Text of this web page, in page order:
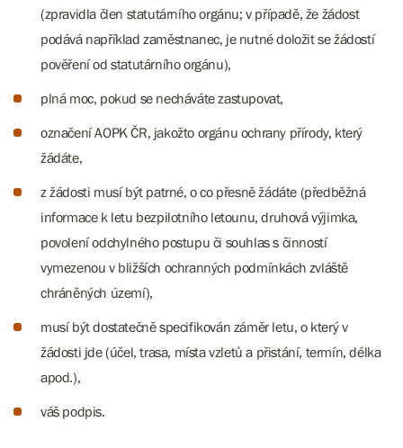
(zpravidla člen statutárního orgánu; v případě, že žádost
podává například zaměstnanec, je nutné doložit se žádostí
pověření od statutárního orgánu),
plná moc, pokud se necháváte zastupovat,
označení AOPK ČR, jakožto orgánu ochrany přírody, který
žádáte,
z žádosti musí být patrné, o co přesně žádáte (předběžná
informace k letu bezpilotního letounu, druhová výjimka,
povolení odchylného postupu či souhlas s činností
vymezenou v bližších ochranných podmínkách zvláště
chráněných území),
​​​​​​musí být dostatečně specifikován záměr letu, o který v
žádosti jde (účel, trasa, místa vzletů a přistání, termín, délka
apod.),
váš podpis.